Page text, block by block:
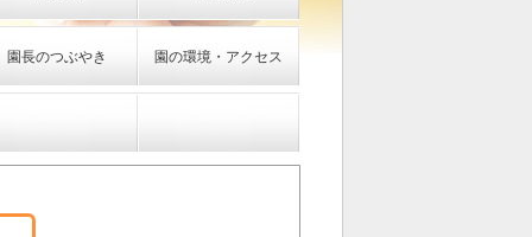
園長のつぶやき 園の環境・アクセス